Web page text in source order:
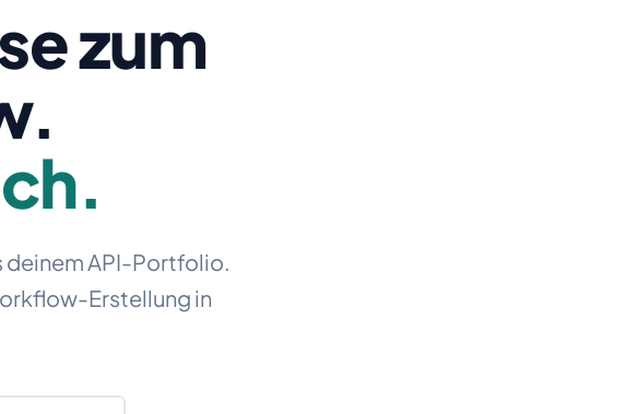
zum
deinem API-Portfolio.
Erstellung in